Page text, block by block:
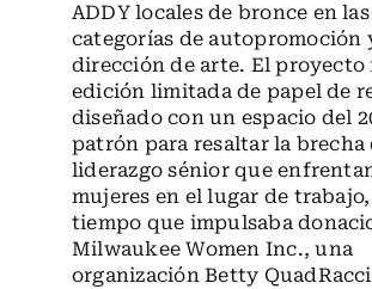
ADDY locales de bronce en las
categorías de autopromoción
dirección de arte. El proyecto
edición limitada de papel de
diseñado con un espacio del
patrón para resaltar la brecha
liderazgo sénior que
mujeres en el lugar de
tiempo que impulsaba
Milwaukee Women Inc., una
organización Betty